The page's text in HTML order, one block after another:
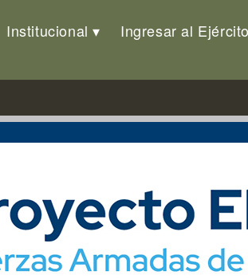
Institucional Ingresar al Ejército